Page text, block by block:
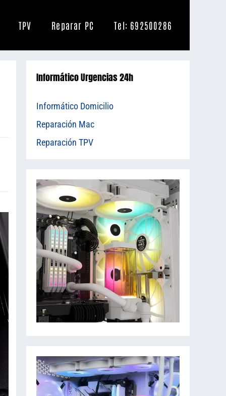
TPV Reparar PC Tel: 692500286
Informático Urgencias 24h
Informático Domicilio
Reparación Mac
Reparación TPV